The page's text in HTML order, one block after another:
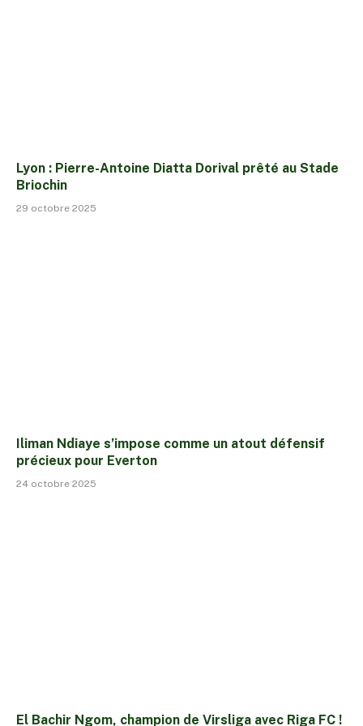
Lyon : Pierre-Antoine Diatta Dorival prêté au Stade
Briochin
29 octobre 2025
Iliman Ndiaye s’impose comme un atout défensif
précieux pour Everton
24 octobre 2025
El Bachir Ngom, champion de Virsliga avec Riga FC !